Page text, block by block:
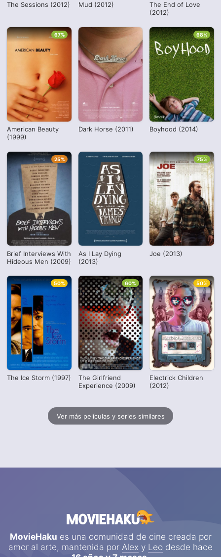
The Sessions (2012) Mud (2012)
The End of Love
(2012)
American Beauty
(1999)
67%
Dark Horse (2011) Boyhood (2014)
68%
Brief Interviews With
Hideous Men (2009)
25%
As I Lay Dying
(2013)
Joe (2013)
75%
The Ice Storm (1997)
50%
The Girlfriend
Experience (2009)
60%
Electrick Children
(2012)
50%
Ver más películas y series similares
MovieHaku es una comunidad de cine creada por
amor al arte, mantenida por Alex y Leo desde hace